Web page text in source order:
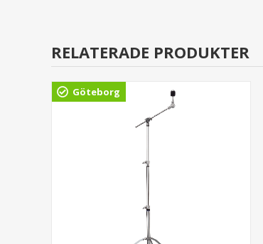
RELATERADE PRODUKTER
Göteborg